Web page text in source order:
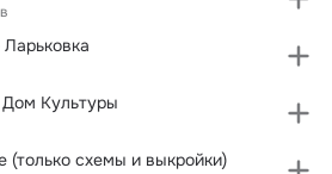
Культуры
(только схемы и выкройки)